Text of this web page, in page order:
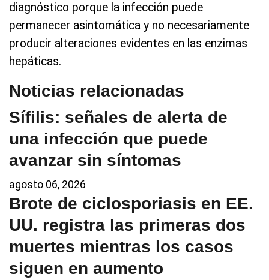
diagnóstico porque la infección puede
permanecer asintomática y no necesariamente
producir alteraciones evidentes en las enzimas
hepáticas.
Noticias relacionadas
Sífilis: señales de alerta de
una infección que puede
avanzar sin síntomas
agosto 06, 2026
Brote de ciclosporiasis en EE.
UU. registra las primeras dos
muertes mientras los casos
siguen en aumento